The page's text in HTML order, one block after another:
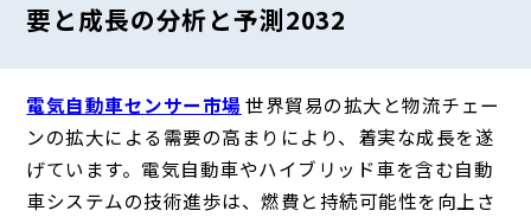
要と成長の分析と予測2032
電気自動車センサー市場 世界貿易の拡大と物流チェー
ンの拡大による需要の高まりにより、着実な成長を遂
げています。電気自動車やハイブリッド車を含む自動
車システムの技術進歩は、燃費と持続可能性を向上さ